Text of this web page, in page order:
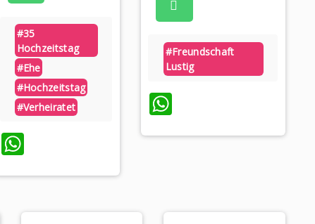
#35
Hochzeitstag
#ehe
#hochzeitstag
#verheiratet
#freundschaft
Lustig